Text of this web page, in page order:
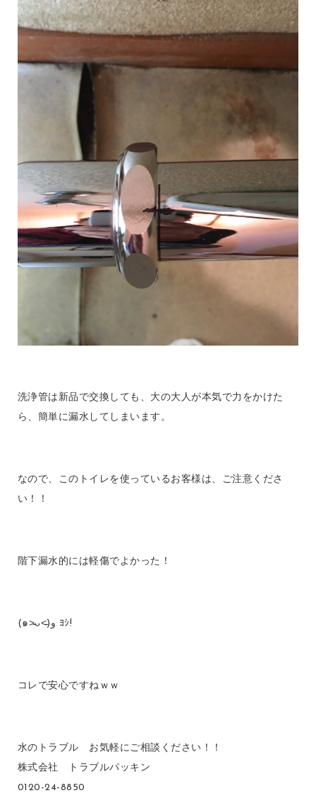
洗浄管は新品で交換しても、大の大人が本気で力をかけた
ら、簡単に漏水してしまいます。
なので、このトイレを使っているお客様は、ご注意くださ
い！！
階下漏水的には軽傷でよかった！
(๑˃̵ᴗ˂̵)و ﾖｼ!
コレで安心ですねｗｗ
水のトラブル お気軽にご相談ください！！
株式会社 トラブルパッキン
0120-24-8850